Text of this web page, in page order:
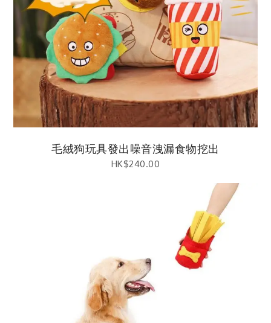
毛絨狗玩具發出噪音洩漏食物挖出
HK$240.00